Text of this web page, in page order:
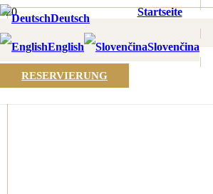
Deutsch
English Slovenčina
|
|
RESERVIERUNG
Startseite